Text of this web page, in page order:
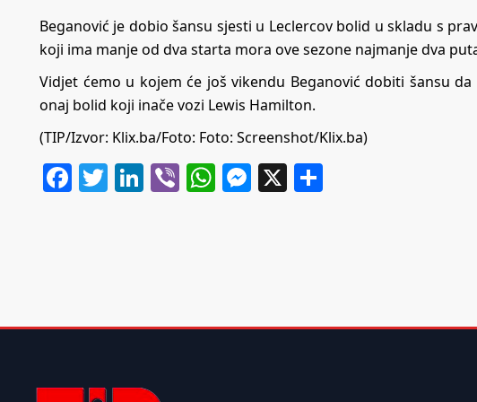
Beganović je dobio šansu sjesti u Leclercov bolid u skladu s
koji ima manje od dva starta mora ove sezone najmanje dva
Vidjet ćemo u kojem će još vikendu Beganović dobiti šansu
onaj bolid koji inače vozi Lewis Hamilton.
(TIP/Izvor: Klix.ba/Foto: Foto: Screenshot/Klix.ba)
Facebook
Twitter
LinkedIn
ViberWhatsApp
Messenger
X